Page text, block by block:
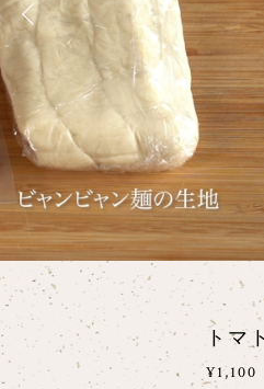
トマ
¥1,100